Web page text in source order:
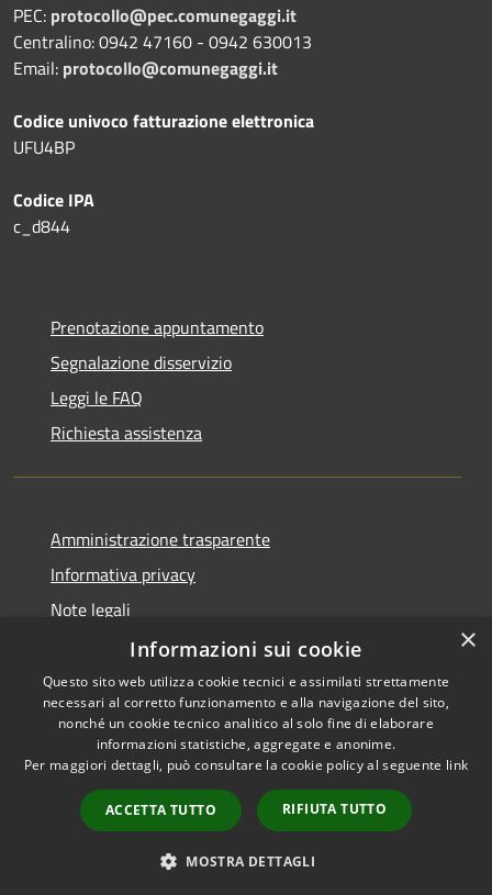
PEC: protocollo@pec.comunegaggi.it
Centralino: 0942 47160 - 0942 630013
Email: protocollo@comunegaggi.it
Codice univoco fatturazione elettronica
UFU4BP
Codice IPA
c_d844
Prenotazione appuntamento
Segnalazione disservizio
Leggi le FAQ
Richiesta assistenza
Amministrazione trasparente
Informativa privacy
Note legali
Dichiarazione di accessibilità
RSS
Accessibilità
Copyright © 2026 • Comune di
Municipium•
Accesso
redazione
×
Informazioni sui cookie
Questo sito web utilizza cookie tecnici e assimilati strettamente
necessari al corretto funzionamento e alla navigazione del sito,
nonché un cookie tecnico analitico al solo fine di elaborare
informazioni statistiche, aggregate e anonime.
Per maggiori dettagli, può consultare la cookie policy al seguente link
ACCETTA TUTTO RIFIUTA TUTTO
MOSTRA DETTAGLI